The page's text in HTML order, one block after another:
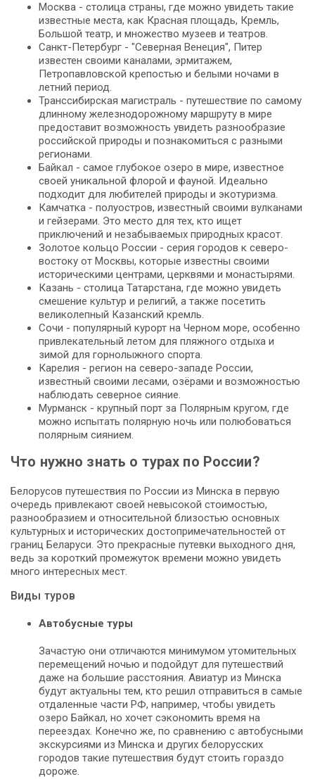
Москва - столица страны, где можно увидеть такие
известные места, как Красная площадь, Кремль,
Большой театр, и множество музеев и театров.
Санкт-Петербург - "Северная Венеция", Питер
известен своими каналами, эрмитажем,
Петропавловской крепостью и белыми ночами в
летний период.
Транссибирская магистраль - путешествие по самому
длинному железнодорожному маршруту в мире
предоставит возможность увидеть разнообразие
российской природы и познакомиться с разными
регионами.
Байкал - самое глубокое озеро в мире, известное
своей уникальной флорой и фауной. Идеально
подходит для любителей природы и экотуризма.
Камчатка - полуостров, известный своими вулканами
и гейзерами. Это место для тех, кто ищет
приключений и незабываемых природных красот.
Золотое кольцо России - серия городов к северо-
востоку от Москвы, которые известны своими
историческими центрами, церквями и монастырями.
Казань - столица Татарстана, где можно увидеть
смешение культур и религий, а также посетить
великолепный Казанский кремль.
Сочи - популярный курорт на Черном море, особенно
привлекательный летом для пляжного отдыха и
зимой для горнолыжного спорта.
Карелия - регион на северо-западе России,
известный своими лесами, озёрами и возможностью
наблюдать северное сияние.
Мурманск - крупный порт за Полярным кругом, где
можно испытать полярную ночь или полюбоваться
полярным сиянием.
Что нужно знать о турах по России?
Белорусов путешествия по России из Минска в первую
очередь привлекают своей невысокой стоимостью,
разнообразием и относительной близостью основных
культурных и исторических достопримечательностей от
границ Беларуси. Это прекрасные путевки выходного дня,
ведь за короткий промежуток времени можно увидеть
много интересных мест.
Виды туров
Автобусные туры
Зачастую они отличаются минимумом утомительных
перемещений ночью и подойдут для путешествий
даже на большие расстояния. Авиатур из Минска
будут актуальны тем, кто решил отправиться в самые
отдаленные части РФ, например, чтобы увидеть
озеро Байкал, но хочет сэкономить время на
переездах. Конечно же, по сравнению с автобусными
экскурсиями из Минска и других белорусских
городов такие путешествия будут стоить гораздо
дороже.